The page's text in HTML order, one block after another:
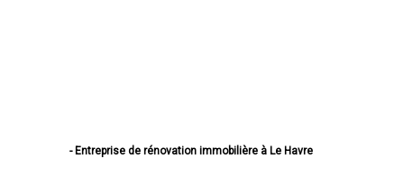
- Entreprise de rénovation immobilière à Le Havre